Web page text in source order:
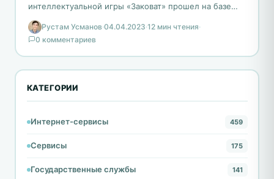
интеллектуальной игры «Заковат» прошел на базе
экотуристического центра «Оазис пустыни Бухара»,
расположенного в Ромитанском районе Бухарской
области. Команды…
Рустам Усманов·04.04.2023·12 мин чтения·
0 комментариев
КАТЕГОРИИ
Интернет-сервисы 459
Сервисы 175
Государственные службы 141